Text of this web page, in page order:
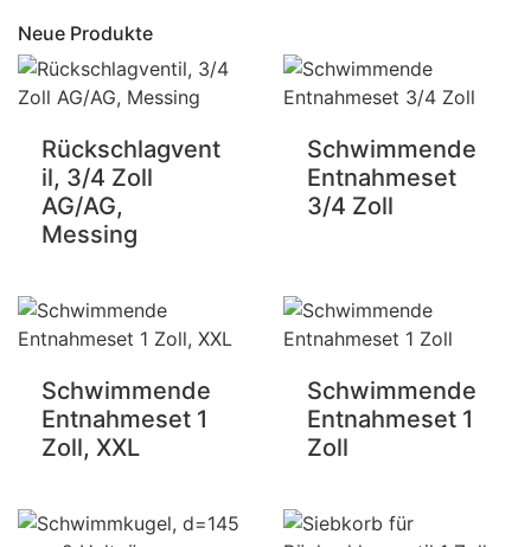
Neue Produkte
Rückschlagvent
il, 3/4 Zoll
AG/AG,
Messing
Schwimmende
Entnahmeset
3/4 Zoll
Schwimmende
Entnahmeset 1
Zoll, XXL
Schwimmende
Entnahmeset 1
Zoll